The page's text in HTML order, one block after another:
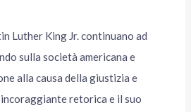
Luther King Jr. continuano ad
sulla società americana e
alla causa della giustizia e
incoraggiante retorica e il suo